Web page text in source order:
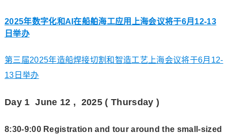
2025年数字化和AI在船舶海工应用上海会议将于6月12-13
日举办
第三届2025年造船焊接切割和智造工艺上海会议将于6月12-
13日举办
Day 1 June 12 , 2025 ( Thursday )
8:30-9:00 Registration and tour around the small-sized